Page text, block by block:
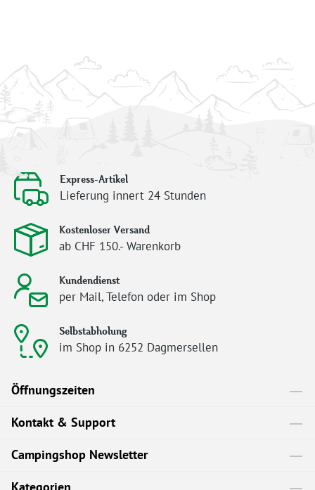
Express-Artikel
Lieferung innert 24 Stunden
Kostenloser Versand
ab CHF 150.- Warenkorb
Kundendienst
per Mail, Telefon oder im Shop
Selbstabholung
im Shop in 6252 Dagmersellen
Öffnungszeiten
Kontakt & Support
Campingshop Newsletter